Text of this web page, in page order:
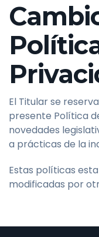
El Titular se
presente Política
novedades
a prácticas de la
Estas políticas
modificadas por